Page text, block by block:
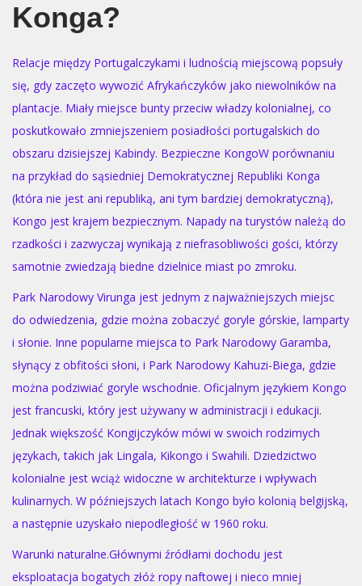
Konga?
Relacje między Portugalczykami i ludnością miejscową popsuły
się, gdy zaczęto wywozić Afrykańczyków jako niewolników na
plantacje. Miały miejsce bunty przeciw władzy kolonialnej, co
poskutkowało zmniejszeniem posiadłości portugalskich do
obszaru dzisiejszej Kabindy. Bezpieczne KongoW porównaniu
na przykład do sąsiedniej Demokratycznej Republiki Konga
(która nie jest ani republiką, ani tym bardziej demokratyczną),
Kongo jest krajem bezpiecznym. Napady na turystów należą do
rzadkości i zazwyczaj wynikają z niefrasobliwości gości, którzy
samotnie zwiedzają biedne dzielnice miast po zmroku.
Park Narodowy Virunga jest jednym z najważniejszych miejsc
do odwiedzenia, gdzie można zobaczyć goryle górskie, lamparty
i słonie. Inne popularne miejsca to Park Narodowy Garamba,
słynący z obfitości słoni, i Park Narodowy Kahuzi-Biega, gdzie
można podziwiać goryle wschodnie. Oficjalnym językiem Kongo
jest francuski, który jest używany w administracji i edukacji.
Jednak większość Kongijczyków mówi w swoich rodzimych
językach, takich jak Lingala, Kikongo i Swahili. Dziedzictwo
kolonialne jest wciąż widoczne w architekturze i wpływach
kulinarnych. W późniejszych latach Kongo było kolonią belgijską,
a następnie uzyskało niepodległość w 1960 roku.
Warunki naturalne.Głównymi źródłami dochodu jest
eksploatacja bogatych złóż ropy naftowej i nieco mniej